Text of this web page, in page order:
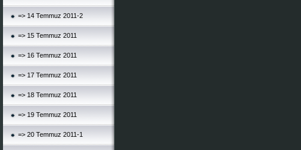
=> 14 Temmuz 2011-2
=> 15 Temmuz 2011
=> 16 Temmuz 2011
=> 17 Temmuz 2011
=> 18 Temmuz 2011
=> 19 Temmuz 2011
=> 20 Temmuz 2011-1